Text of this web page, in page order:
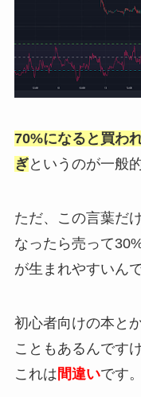
70%になると買わ
ぎというのが一般的
ただ、この言葉だ
なったら売って
が生まれやすいん
初心者向けの本と
こともあるんです
これは 間違いです。